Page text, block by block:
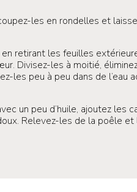
les en rondelles et
retirant les feuilles
Divisez-les à moitié,
les peu à peu dans de l’eau
un peu d’huile, ajoutez les
Relevez-les de la poêle et